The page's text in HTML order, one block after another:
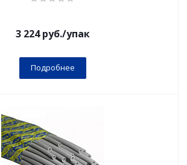
3 224руб./упак
Подробнее